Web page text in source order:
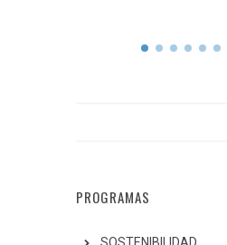
PROGRAMAS
SOSTENIBILIDAD